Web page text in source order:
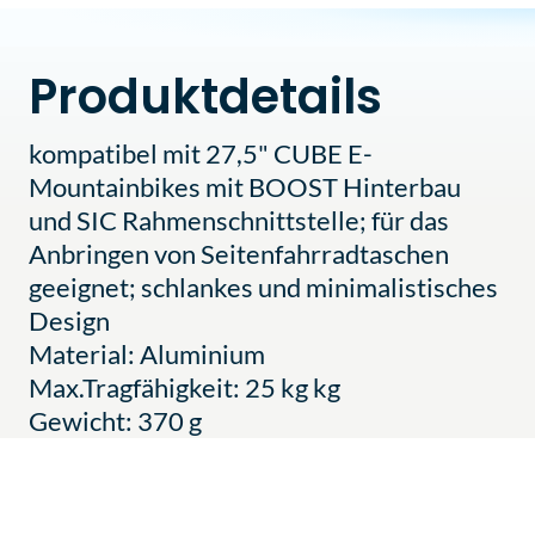
Produktdetails
kompatibel mit 27,5" CUBE E-
Mountainbikes mit BOOST Hinterbau
und SIC Rahmenschnittstelle; für das
Anbringen von Seitenfahrradtaschen
geeignet; schlankes und minimalistisches
Design
Material: Aluminium
Max.Tragfähigkeit: 25 kg kg
Gewicht: 370 g